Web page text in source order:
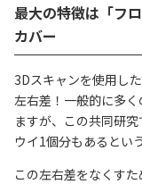
最大の特徴は「フ
カバー
3Dスキャンを使用し
左右差！一般的に多
ますが、この共同研
ウイ1個分もあるとい
この左右差をなくす